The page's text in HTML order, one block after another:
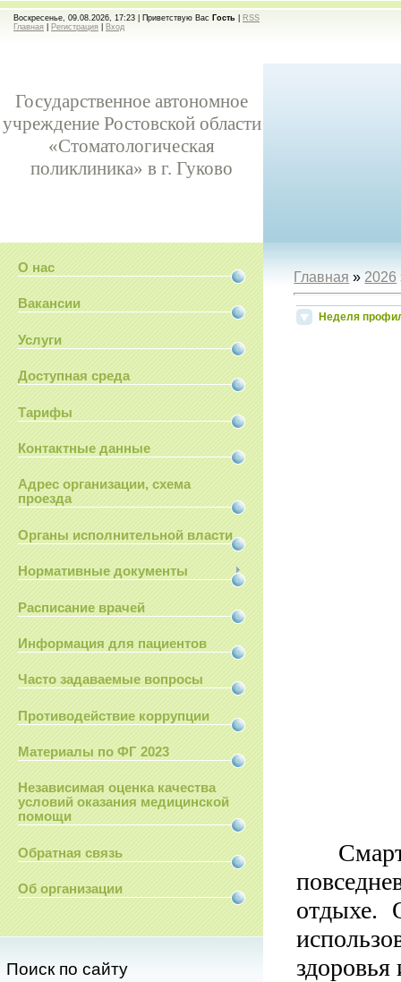
Воскресенье, 09.08.2026, 17:23 | Приветствую Вас Гость
RSS
Главная
Регистрация Вход
Государственное автономное
учреждение Ростовской области
«Стоматологическая
поликлиника» в г. Гуково
О нас
Вакансии
Услуги
Доступная среда
Тарифы
Контактные данные
Адрес организации, схема
проезда
Органы исполнительной власти
Нормативные документы
Расписание врачей
Информация для пациентов
Часто задаваемые вопросы
Противодействие коррупции
Материалы по ФГ 2023
Независимая оценка качества
условий оказания медицинской
помощи
Обратная связь
Об организации
Поиск по сайту
Главная » 2026
Неделя
отдыхе.
здоровья